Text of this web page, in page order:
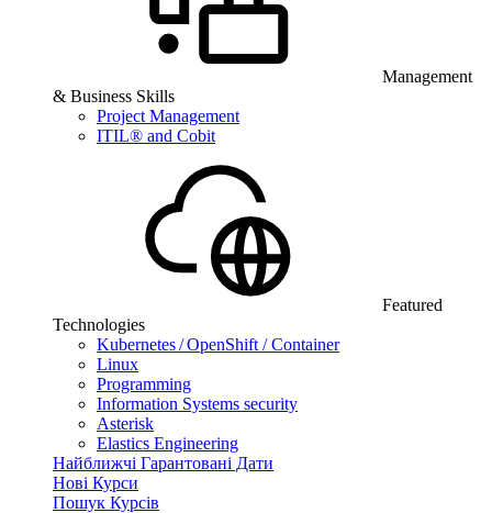
Management
& Business Skills
Project Management
ITIL® and Cobit
Featured
Technologies
Kubernetes / OpenShift / Container
Linux
Programming
Information Systems security
Asterisk
Elastics Engineering
Найближчі Гарантовані Дати
Нові Курси
Пошук Курсів